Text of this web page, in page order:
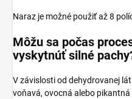
Naraz je možné použiť až 8
Môžu sa počas
vyskytnúť silné
V závislosti od dehydrovanej
voňavá, ovocná alebo